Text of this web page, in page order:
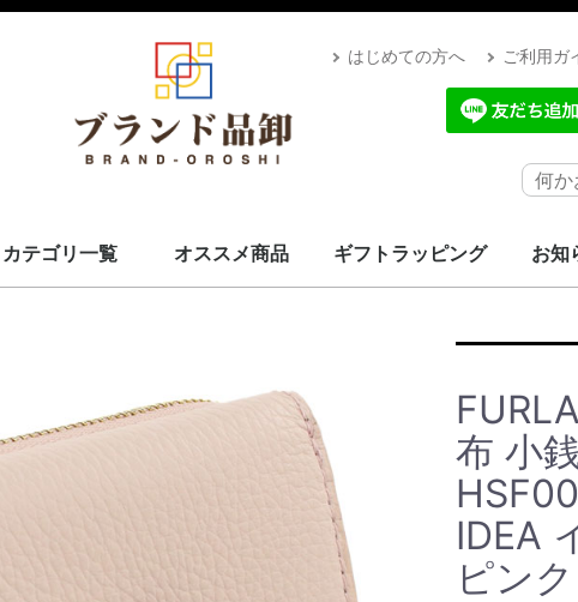
はじめての方へ ご利用ガ
カテゴリ一覧
スカーフ・マフラー
コート・上着
小物・筆記
バッグ＆ポーチ
財布
腕時計
サングラス、ゴーグル
アロマ＆フレグランス
帽子
靴
ベルト
ネクタイ
アパレル
ベビー用品
靴下・下着
アクセサリ
ペット用品
ギフトラッピング
その他
ALEXANDRE DE PARIS
BRIEFING FONDATION LOUIS VUITTON
CANADA GOOSE
UGG
Stefano Corsini
CAPE HORN
ZANELLATO
IL BISONTE
Vivienne Westwood
GIANNI CHIARINI
CARBOTTI
THENORTHFACE
Advisor
Kahler
Arabia
PATOU
Mackage
Satellite
Carhartt
Banyan's Visa Bay
CUTTER&BUCK
MARKET
PHARMACY
MC2 SAINT
GIORGIO ARMANI
STONEISLAND
YUZEFI
J&M DAVIDSON
Vivienne Westwood
14BROS
STAMERRA
SEE BY CHLOE
PENDLETON
OPENING CEREMONY
MSGM
LACOSTE
Kiton
KAPPA GOLF
HYDROGEN
本間ゴルフ
GOLDEN GOOSE
FRED PERRY
EA7
DROLE DE MONSIEUR
CULTI
Conklin
BUNNIES BY THE BAY
BRUNELLO CUCINELLI
Brioni
BROOKLYN HAT
AVentiQuattrore
ARMANI EXCHANGEADIDAS BY STELLA MCCARTNEY
APEDE MOD
VALEXTRA
MM6
MAISON KITSUNE
ISABEL MARANT
Sara Burglar
Zeus+Dione
Alexander McQueen
MaxMara
Maison Margiela
NIKE
ROLEX
AMI PARIS
JIL SANDER
TOD's
OFF-WHITE
Chloé
MARNI
STELLA MCCARTNEY
CELINE
Karl Lagerfeld
MOOSE KNUCKLES
CANADA GOOSE COMME des GARÇONS
BALMAIN
KENZO
TOM FORD
LOEWE
USED
Dr.Martens
GREGORY
TOMMY HILFIGER
CHARLES JOURDAN
MISSONI
VERSACE
LANVAN
Lunaria Cashmere
WOOLRICH
Côte&Ciel
MONTECORE
MONCLER
MARIMEKKO
DIOR
MIUMIU
Ray-Ban
POLICE
LAVENHAM
VALENTINO
IL BISONTE
HUGO BOSS
TATRAS
Le Sport sac
GOYARD
GIVENCHY
FRANKIE MORELLO
BORGIOLI
GHERARDINI
MARC JACOBS
OUTLET
TORY BURCH
DUVETICA
GLENROYAL
BVLGARI
BURBERRY
BERLUTI
BOTTEGA VENETA
BALENCIAGA
RALPH LAUREN
PRIMA CLASSE
PRADA
Paul Smith
MICHAEL KORS
LONGCHAMP
JIMMY CHOO
JACK SPADE
Jacques Britt
GUCCI
FURLA
FERRAGAMO
FENDI
FELISI
DUNHILL
DOLCE&GABBANA D&G
DIESEL
Di Giorgio
COACH
Christian Louboutin
CALVIN KLEIN
BALLY
CADINI
FEILER
BARK
MCM
Saint Laurent
Orobianco
EMPORIO ARMANI
HERMES
CHANEL
LOUIS VUITTON
オススメ商品 ギフトラッピング お知
布 小
IDEA
ピンク